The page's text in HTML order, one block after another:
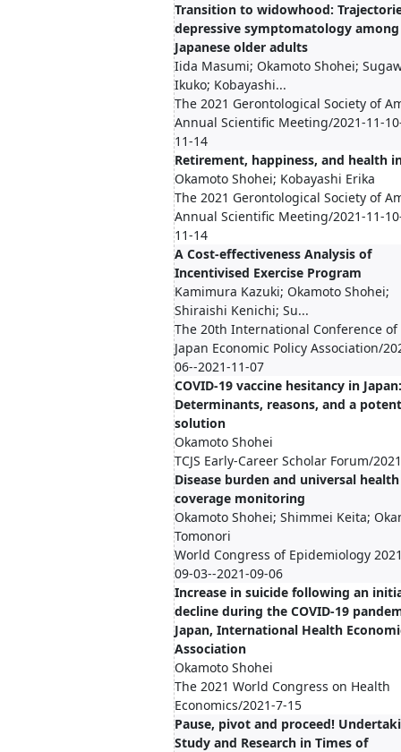
Transition to widowhood:
depressive symptomatology among
Japanese older adults
Iida Masumi; Okamoto Shohei;
Ikuko; Kobayashi...
The 2021 Gerontological Society of
Annual Scientific Meeting/2021-11-
11-14
Retirement, happiness, and health
Okamoto Shohei; Kobayashi Erika
The 2021 Gerontological Society of
Annual Scientific Meeting/2021-11-
11-14
A Cost-effectiveness Analysis of
Incentivised Exercise Program
Kamimura Kazuki; Okamoto Shohei;
Shiraishi Kenichi; Su...
The 20th International Conference of
Japan Economic Policy Association/
06--2021-11-07
COVID-19 vaccine hesitancy in Japan:
Determinants, reasons, and a
solution
Okamoto Shohei
TCJS Early-Career Scholar Forum/
Disease burden and universal health
coverage monitoring
Okamoto Shohei; Shimmei Keita;
Tomonori
World Congress of Epidemiology
09-03--2021-09-06
Increase in suicide following an
decline during the COVID-19
Japan, International Health
Association
Okamoto Shohei
The 2021 World Congress on Health
Economics/2021-7-15
Pause, pivot and proceed!
Study and Research in Times of